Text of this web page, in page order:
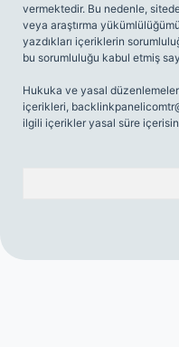
vermektedir. Bu nedenle,
veya araştırma
yazdıkları içeriklerin
bu sorumluluğu kabul etmiş
Hukuka ve yasal
içerikleri,
ilgili içerikler yasal süre